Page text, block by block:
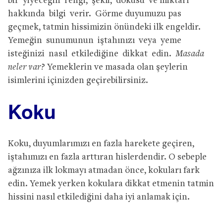
hakkında bilgi verir. Görme duyumuzu pas
geçmek, tatmin hissimizin önündeki ilk engeldir.
Yemeğin sunumunun iştahınızı veya yeme
isteğinizi nasıl etkilediğine dikkat edin. Masada
neler var? Yemeklerin ve masada olan şeylerin
isimlerini içinizden geçirebilirsiniz.
Koku
Koku, duyumlarımızı en fazla harekete geçiren,
iştahımızı en fazla arttıran hislerdendir. O sebeple
ağzınıza ilk lokmayı atmadan önce, kokuları fark
edin. Yemek yerken kokulara dikkat etmenin tatmin
hissini nasıl etkilediğini daha iyi anlamak için.